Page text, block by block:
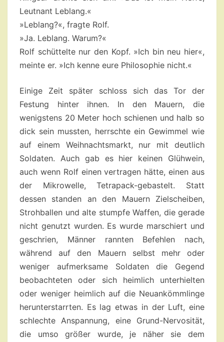
Leutnant Leblang.«
»Leblang?«, fragte Rolf.
»Ja. Leblang. Warum?«
Rolf schüttelte nur den Kopf. »Ich bin neu hier«,
meinte er. »Ich kenne eure Philosophie nicht.«
Einige Zeit später schloss sich das Tor der
Festung hinter ihnen. In den Mauern, die
wenigstens 20 Meter hoch schienen und halb so
dick sein mussten, herrschte ein Gewimmel wie
auf einem Weihnachtsmarkt, nur mit deutlich
Soldaten. Auch gab es hier keinen Glühwein,
auch wenn Rolf einen vertragen hätte, einen aus
der Mikrowelle, Tetrapack-gebastelt. Statt
dessen standen an den Mauern Zielscheiben,
Strohballen und alte stumpfe Waffen, die gerade
nicht genutzt wurden. Es wurde marschiert und
geschrien, Männer rannten Befehlen nach,
während auf den Mauern selbst mehr oder
weniger aufmerksame Soldaten die Gegend
beobachteten oder sich heimlich unterhielten
oder weniger heimlich auf die Neuankömmlinge
herunterstarrten. Es lag etwas in der Luft, eine
schlechte Anspannung, eine Grund-Nervosität,
die umso größer wurde, je näher sie dem